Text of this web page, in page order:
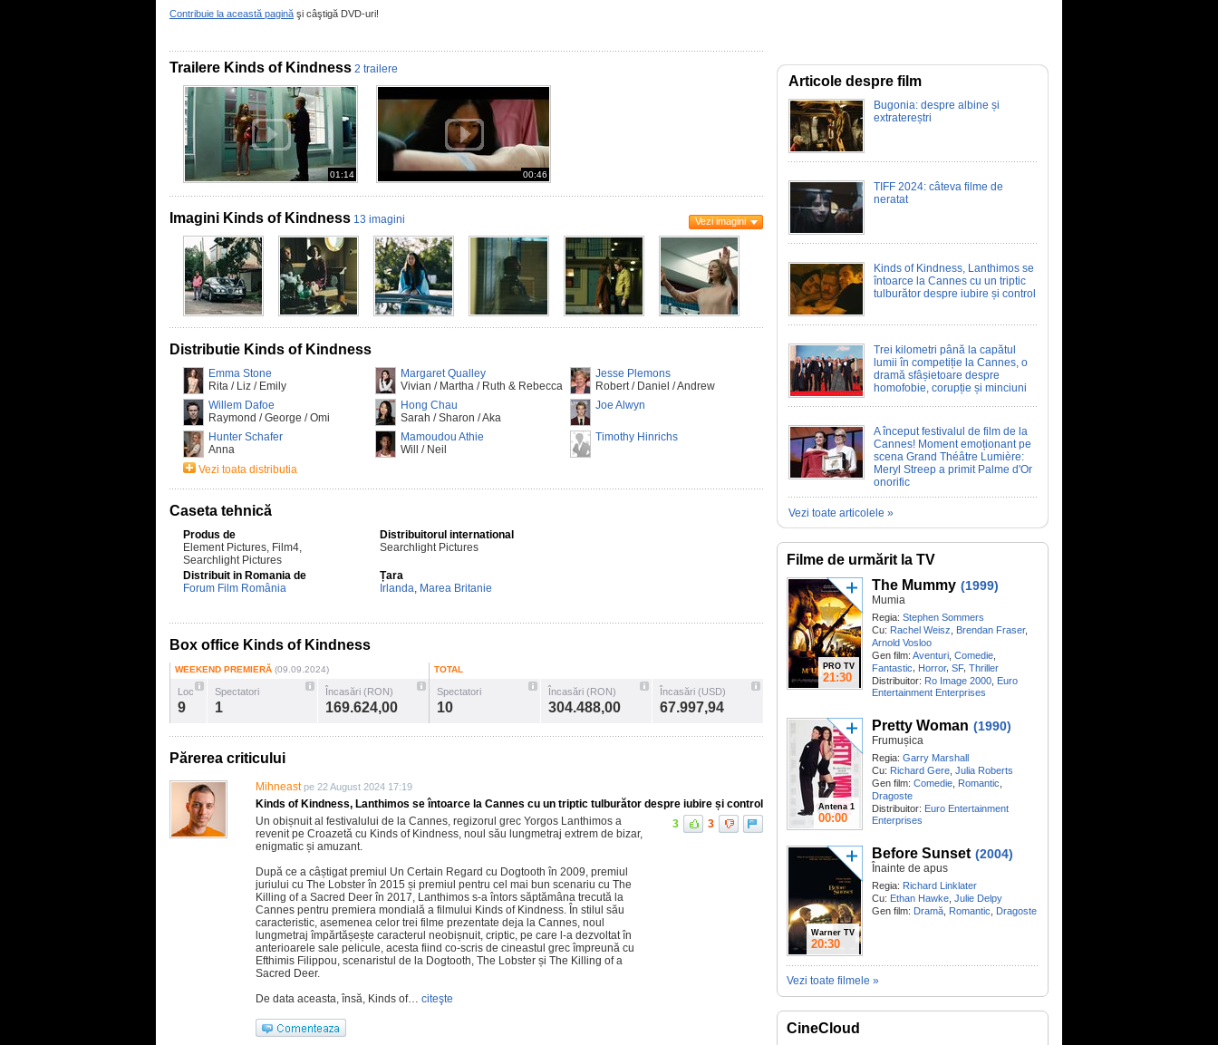
Contribuie la această pagină şi câştigă DVD-uri!
Trailere Kinds of Kindness 2 trailere
01:14 00:46
Imagini Kinds of Kindness 13 imagini Vezi imagini
Distributie Kinds of Kindness
Emma Stone
Rita / Liz / Emily
Margaret Qualley
Vivian / Martha / Ruth & Rebecca
Jesse Plemons
Robert / Daniel / Andrew
Willem Dafoe
Raymond / George / Omi
Hong Chau
Sarah / Sharon / Aka
Joe Alwyn
Hunter Schafer
Anna
Mamoudou Athie
Will / Neil
Timothy Hinrichs
Vezi toata distributia
Caseta tehnică
Produs de
Element Pictures, Film4,
Searchlight Pictures
Distribuitorul international
Searchlight Pictures
Distribuit in Romania de
Forum Film România
Țara
Irlanda, Marea Britanie
Box office Kinds of Kindness
WEEKEND PREMIERĂ (09.09.2024)
Loc
9
Spectatori
1
Încasări (RON)
169.624,00
TOTAL
Spectatori
10
Încasări (RON)
304.488,00
Încasări (USD)
67.997,94
Părerea criticului
Mihneast pe 22 August 2024 17:19
Kinds of Kindness, Lanthimos se întoarce la Cannes cu un triptic tulburător despre iubire și control
Un obișnuit al festivalului de la Cannes, regizorul grec Yorgos Lanthimos a
revenit pe Croazetă cu Kinds of Kindness, noul său lungmetraj extrem de bizar,
enigmatic și amuzant.
După ce a câștigat premiul Un Certain Regard cu Dogtooth în 2009, premiul
juriului cu The Lobster în 2015 și premiul pentru cel mai bun scenariu cu The
Killing of a Sacred Deer în 2017, Lanthimos s-a întors săptămâna trecută la
Cannes pentru premiera mondială a filmului Kinds of Kindness. În stilul său
caracteristic, asemenea celor trei filme prezentate deja la Cannes, noul
lungmetraj împărtășește caracterul neobișnuit, criptic, pe care l-a dezvoltat în
anterioarele sale pelicule, acesta fiind co-scris de cineastul grec împreună cu
Efthimis Filippou, scenaristul de la Dogtooth, The Lobster și The Killing of a
Sacred Deer.
De data aceasta, însă, Kinds of… citeşte
3 3
Articole despre film
Bugonia: despre albine și
extratereștri
TIFF 2024: câteva filme de
neratat
Kinds of Kindness, Lanthimos se
întoarce la Cannes cu un triptic
tulburător despre iubire și control
Trei kilometri până la capătul
lumii în competiție la Cannes, o
dramă sfâșietoare despre
homofobie, corupție și minciuni
A început festivalul de film de la
Cannes! Moment emoționant pe
scena Grand Théâtre Lumière:
Meryl Streep a primit Palme d'Or
onorific
Vezi toate articolele »
Filme de urmărit la TV
PRO TV
21:30
The Mummy (1999)
Mumia
Regia: Stephen Sommers
Cu: Rachel Weisz Brendan Fraser,
Arnold Vosloo
Gen film: Aventuri Comedie
Fantastic, Horror, SF, Thriller
Distribuitor: Ro Image 2000 Euro
Entertainment Enterprises
Antena 1
00:00
Pretty Woman (1990)
Frumușica
Regia: Garry Marshall
Cu: Richard Gere Julia Roberts
Gen film: Comedie Romantic
Dragoste
Distribuitor: Euro Entertainment
Enterprises
Warner TV
20:30
Before Sunset (2004)
Înainte de apus
Regia: Richard Linklater
Cu: Ethan Hawke Julie Delpy
Gen film: Dramă Romantic Dragoste
Vezi toate filmele »
CineCloud